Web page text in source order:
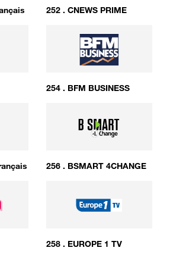
252 . CNEWS PRIME
254 . BFM BUSINESS
256 . BSMART 4CHANGE
258 . EUROPE 1 TV